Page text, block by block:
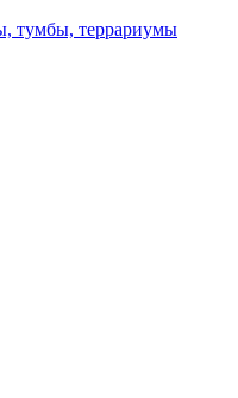
тумбы, террариумы